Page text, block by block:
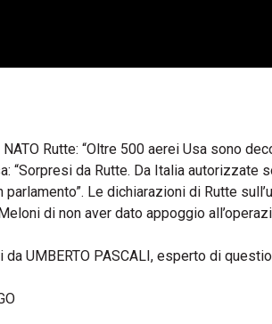
Rutte: “Oltre 500 aerei Usa sono
“Sorpresi da Rutte. Da Italia autorizzate
Le dichiarazioni di Rutte
di non aver dato appoggio
UMBERTO PASCALI, esperto di